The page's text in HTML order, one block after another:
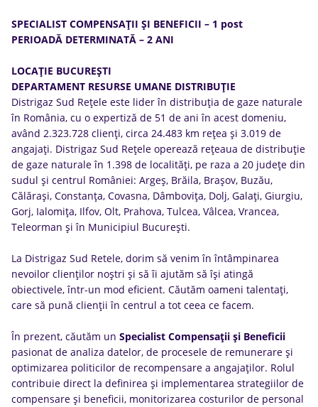
SPECIALIST COMPENSAȚII ȘI BENEFICII – 1 post
PERIOADĂ DETERMINATĂ – 2 ANI
LOCAȚIE BUCUREȘTI
DEPARTAMENT RESURSE UMANE DISTRIBUȚIE
Distrigaz Sud Rețele este lider în distribuția de gaze naturale
în România, cu o expertiză de 51 de ani în acest domeniu,
având 2.323.728 clienți, circa 24.483 km rețea și 3.019 de
angajați. Distrigaz Sud Rețele operează rețeaua de distribuție
de gaze naturale în 1.398 de localități, pe raza a 20 județe din
sudul și centrul României: Argeș, Brăila, Brașov, Buzău,
Călărași, Constanța, Covasna, Dâmbovița, Dolj, Galați, Giurgiu,
Gorj, Ialomița, Ilfov, Olt, Prahova, Tulcea, Vâlcea, Vrancea,
Teleorman și în Municipiul București.
La Distrigaz Sud Retele, dorim să venim în întâmpinarea
nevoilor clienților noștri și să îi ajutăm să își atingă
obiectivele, într-un mod eficient. Căutăm oameni talentați,
care să pună clienții în centrul a tot ceea ce facem.
În prezent, căutăm un Specialist Compensații și Beneficii
pasionat de analiza datelor, de procesele de remunerare și
optimizarea politicilor de recompensare a angajaților. Rolul
contribuie direct la definirea și implementarea strategiilor de
compensare și beneficii, monitorizarea costurilor de personal